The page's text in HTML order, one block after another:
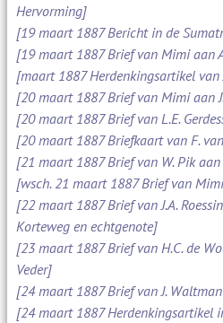
Hervorming]
[19 maart 1887 Bericht in de
[19 maart 1887 Brief van Mimi aan
[maart 1887 Herdenkingsartikel van
[20 maart 1887 Brief van Mimi aan
[20 maart 1887 Brief van L.E.
[20 maart 1887 Briefkaart van F.
[21 maart 1887 Brief van W. Pik
[wsch. 21 maart 1887 Brief van
[22 maart 1887 Brief van J.A.
Korteweg en echtgenote]
[23 maart 1887 Brief van H.C. de
Veder]
[24 maart 1887 Brief van J.
[24 maart 1887 Herdenkingsartikel